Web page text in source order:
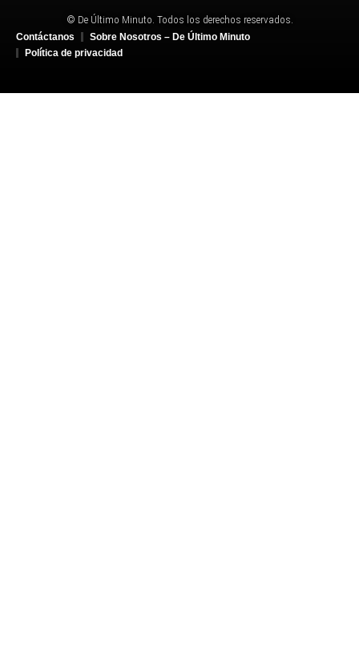
© De Último Minuto. Todos los derechos reservados.
Contáctanos
Sobre Nosotros – De Último Minuto
Política de privacidad